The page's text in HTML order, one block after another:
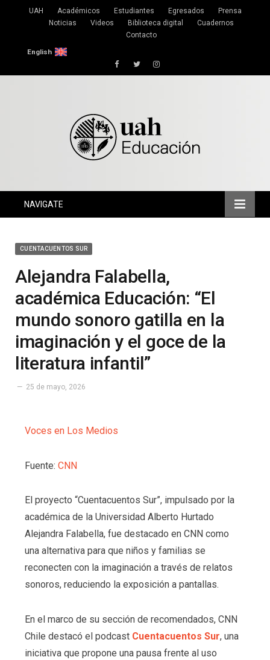
UAH Académicos Estudiantes Egresados
Prensa
Noticias
Videos Biblioteca digital
Cuadernos
Contacto
English
FacebookTwitterInstagram
NAVIGATE
CUENTACUENTOS SUR
Alejandra Falabella,
académica Educación: “El
mundo sonoro gatilla en la
imaginación y el goce de la
literatura infantil”
25 de mayo, 2026
Voces en Los Medios
Fuente: CNN
El proyecto “Cuentacuentos Sur”, impulsado por la
académica de la Universidad Alberto Hurtado
Alejandra Falabella, fue destacado en CNN como
una alternativa para que niños y familias se
reconecten con la imaginación a través de relatos
sonoros, reduciendo la exposición a pantallas.
En el marco de su sección de recomendados, CNN
Chile destacó el podcast Cuentacuentos Sur, una
iniciativa que propone una pausa frente al uso